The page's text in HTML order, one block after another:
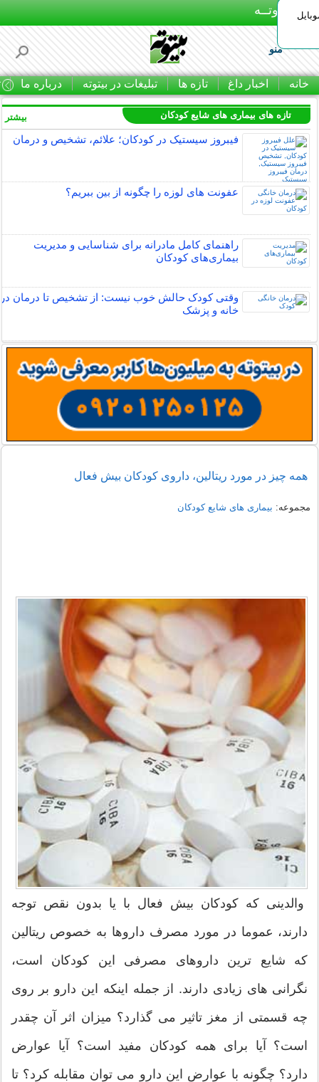
بـیتوتــه
منو
خانه اخبار داغ تازه ها تبلیغات در بیتوته درباره ما
تازه های بیماری های شایع کودکان
فیبروز سیستیک در کودکان؛ علائم، تشخیص و درمان
عفونت های لوزه را چگونه از بین ببریم؟
راهنمای کامل مادرانه برای شناسایی و مدیریت
بیماری‌های کودکان
وقتی کودک حالش خوب نیست: از تشخیص تا درمان در
خانه و پزشک
بیشتر
همه چیز در مورد ریتالین، داروی کودکان بیش فعال
مجموعه: بیماری های شایع کودکان
والدینی که کودکان بیش فعال با یا بدون نقص توجه
دارند، عموما در مورد مصرف داروها به خصوص ریتالین
که شایع ترین داروهای مصرفی این کودکان است،
نگرانی های زیادی دارند. از جمله اینکه این دارو بر روی
چه قسمتی از مغز تاثیر می گذارد؟ میزان اثر آن چقدر
است؟ آیا برای همه کودکان مفید است؟ آیا عوارض
دارد؟ چگونه با عوارض این دارو می توان مقابله کرد؟ تا